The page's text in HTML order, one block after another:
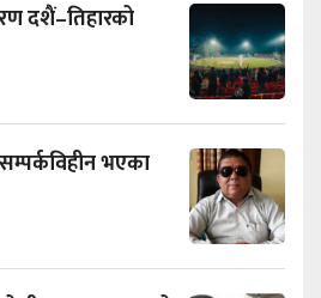
दशैं–तिहारको
भएका